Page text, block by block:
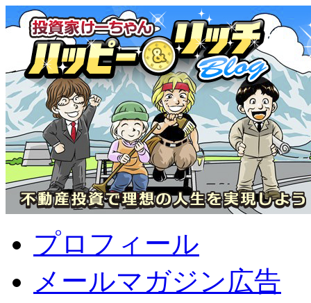
プロフィール
メールマガジン広告